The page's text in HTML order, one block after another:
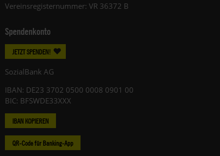
Vereinsregisternummer: VR 36372 B
Spendenkonto
JETZT SPENDEN!
SozialBank AG
IBAN: DE23 3702 0500 0008 0901 00
BIC: BFSWDE33XXX
IBAN KOPIEREN
QR-Code für Banking-App